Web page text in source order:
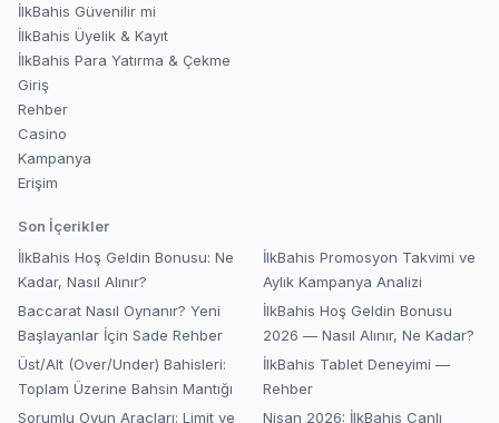
İlkBahis Güvenilir mi
İlkBahis Üyelik & Kayıt
İlkBahis Para Yatırma & Çekme
Giriş
Rehber
Casino
Kampanya
Erişim
Son İçerikler
İlkBahis Hoş Geldin Bonusu: Ne
Kadar, Nasıl Alınır?
Baccarat Nasıl Oynanır? Yeni
Başlayanlar İçin Sade Rehber
Üst/Alt (Over/Under) Bahisleri:
Toplam Üzerine Bahsin Mantığı
Sorumlu Oyun Araçları: Limit ve
İlkBahis Promosyon Takvimi ve
Aylık Kampanya Analizi
İlkBahis Hoş Geldin Bonusu
2026 — Nasıl Alınır, Ne Kadar?
İlkBahis Tablet Deneyimi —
Rehber
Nisan 2026: İlkBahis Canlı